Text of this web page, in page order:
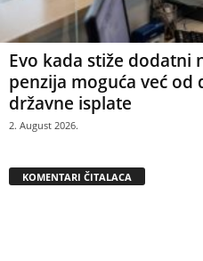
Evo kada stiže dodatni
penzija moguća već od
državne isplate
2. August 2026.
KOMENTARI ČITALACA